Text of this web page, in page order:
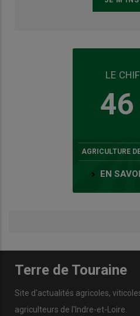
LE
46
AGRICULTURE
EN
Terre de Touraine
Site d'actualités agricoles,
agriculteurs de l'Indre-et-Loire.